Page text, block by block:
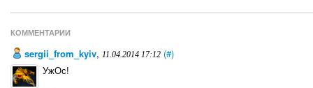
КОММЕНТАРИИ
sergii_from_kyiv, 11.04.2014 17:12 (#)
УжОс!